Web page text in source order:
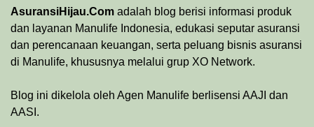
AsuransiHijau.Com adalah blog berisi informasi produk
dan layanan Manulife Indonesia, edukasi seputar asuransi
dan perencanaan keuangan, serta peluang bisnis asuransi
di Manulife, khususnya melalui grup XO Network.
Blog ini dikelola oleh Agen Manulife berlisensi AAJI dan
AASI.